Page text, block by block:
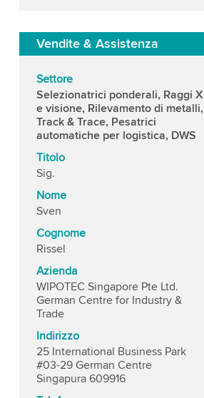
Vendite & Assistenza
Settore
Selezionatrici ponderali, Raggi X
e visione, Rilevamento di metalli,
Track & Trace, Pesatrici
automatiche per logistica, DWS
Titolo
Sig.
Nome
Sven
Cognome
Rissel
Azienda
WIPOTEC Singapore Pte Ltd.
German Centre for Industry &
Trade
Indirizzo
25 International Business Park
#03-29 German Centre
Singapura 609916